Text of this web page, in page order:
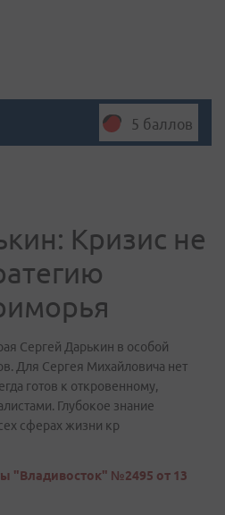
5 баллов
Кризис не
Сергей Дарькин в особой
Для Сергея Михайловича нет
готов к откровенному,
Глубокое знание
сферах жизни кр
"Владивосток" №2495 от 13